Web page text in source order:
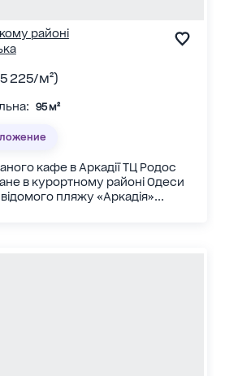
районі
225/м²)
95 м²
кафе в Аркадії ТЦ Родос
в курортному районі Одеси
відомого пляжу «Аркадія»...